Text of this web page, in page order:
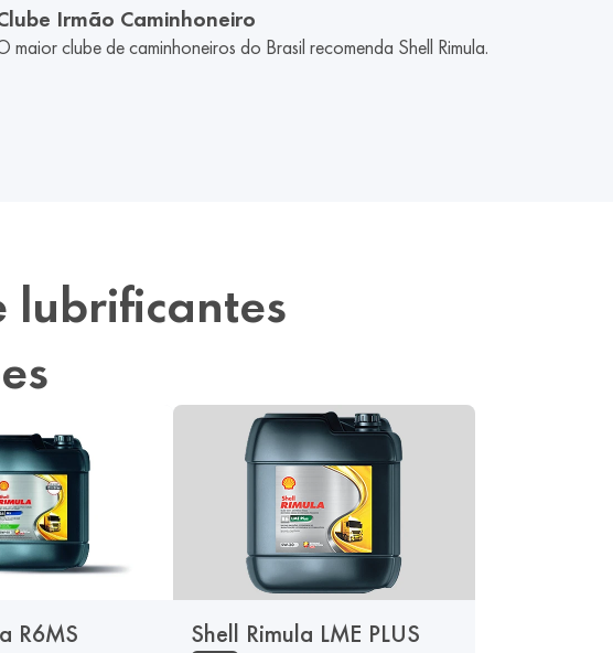
Irmão Caminhoneiro
maior clube de caminhoneiros do Brasil recomenda Shell Rimula.
lubrificantes
R6MS Shell Rimula LME PLUS